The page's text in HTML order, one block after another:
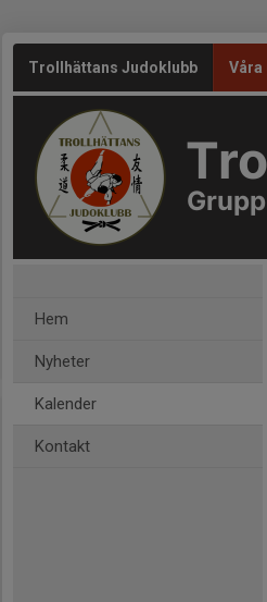
Trollhättans Judoklubb Våra
Hem
Nyheter
Kalender
Kontakt